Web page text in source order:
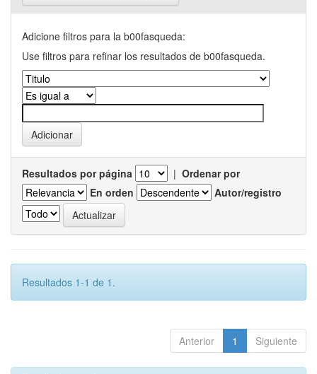
Adicione filtros para la b00fasqueda:
Use filtros para refinar los resultados de b00fasqueda.
Resultados por página | Ordenar por
En orden
Autor/registro
Resultados 1-1 de 1.
Anterior 1 Siguiente